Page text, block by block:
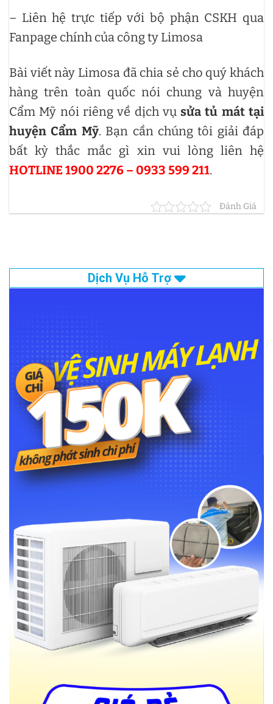
– Liên hệ trực tiếp với bộ phận CSKH qua
Fanpage chính của công ty Limosa
Bài viết này Limosa đã chia sẻ cho quý khách
hàng trên toàn quốc nói chung và huyện
Cẩm Mỹ nói riêng về dịch vụsửa tủ mát tại
huyện Cẩm Mỹ. Bạn cần chúng tôi giải đáp
bất kỳ thắc mắc gì xin vui lòng liên hệ
HOTLINE 1900 2276 – 0933 599 211.
Đánh Giá
Dịch Vụ Hỗ Trợ